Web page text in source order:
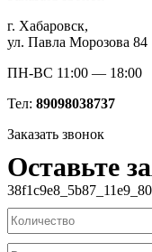
г. Хабаровск,
ул. Павла Морозова 84
ПН-ВС 11:00 — 18:00
Тел: 89098038737
Заказать звонок
Оставьте